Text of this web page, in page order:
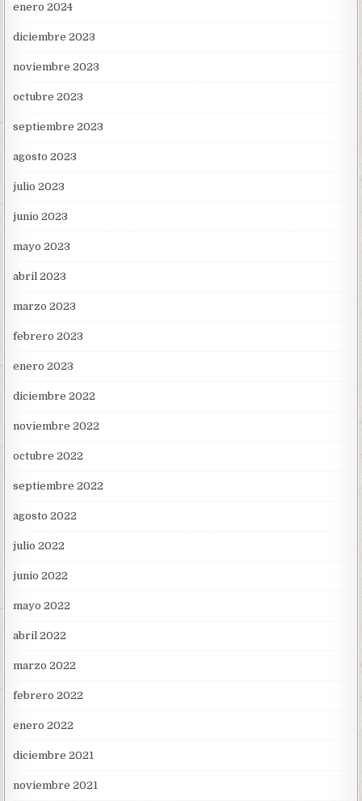
enero 2024
diciembre 2023
noviembre 2023
octubre 2023
septiembre 2023
agosto 2023
julio 2023
junio 2023
mayo 2023
abril 2023
marzo 2023
febrero 2023
enero 2023
diciembre 2022
noviembre 2022
octubre 2022
septiembre 2022
agosto 2022
julio 2022
junio 2022
mayo 2022
abril 2022
marzo 2022
febrero 2022
enero 2022
diciembre 2021
noviembre 2021